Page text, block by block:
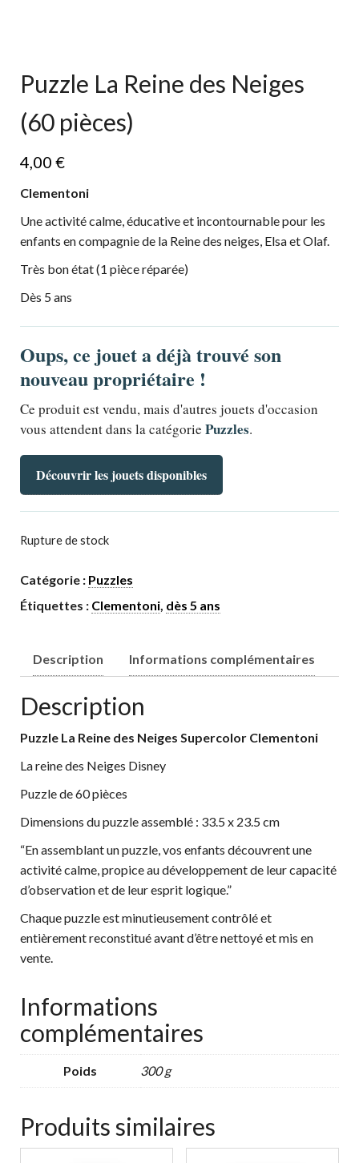
Puzzle La Reine des Neiges
(60 pièces)
4,00 €
Clementoni
Une activité calme, éducative et incontournable pour les
enfants en compagnie de la Reine des neiges, Elsa et Olaf.
Très bon état (1 pièce réparée)
Dès 5 ans
Oups, ce jouet a déjà trouvé son
nouveau propriétaire !
Ce produit est vendu, mais d'autres jouets d'occasion
vous attendent dans la catégorie Puzzles.
Découvrir les jouets disponibles
Rupture de stock
Catégorie : Puzzles
Étiquettes : Clementoni, dès 5 ans
Description Informations complémentaires
Description
Puzzle La Reine des Neiges Supercolor Clementoni
La reine des Neiges Disney
Puzzle de 60 pièces
Dimensions du puzzle assemblé : 33.5 x 23.5 cm
“En assemblant un puzzle, vos enfants découvrent une
activité calme, propice au développement de leur capacité
d’observation et de leur esprit logique.”
Chaque puzzle est minutieusement contrôlé et
entièrement reconstitué avant d’être nettoyé et mis en
vente.
Informations
complémentaires
Poids 300 g
Produits similaires